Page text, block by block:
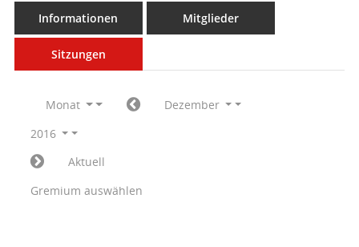
Informationen Mitglieder
Sitzungen
Monat
Dezember
2016
Aktuell
Gremium auswählen